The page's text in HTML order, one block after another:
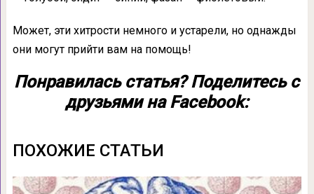
Может, эти хитрости немного и устарели, но однажды
они могут прийти вам на помощь!
Понравилась статья? Поделитесь с
друзьями на Facebook:
ПОХОЖИЕ СТАТЬИ